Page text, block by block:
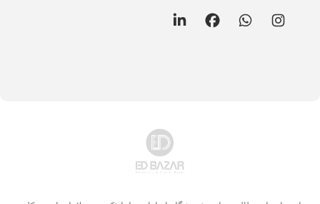
Instagram
WhatsApp
Facebook
LinkedIn